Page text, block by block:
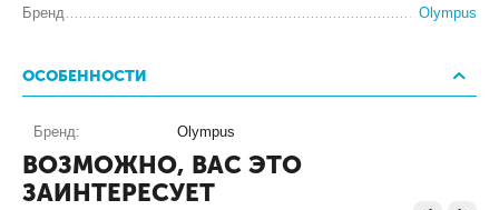
Бренд Olympus
ОСОБЕННОСТИ
Бренд: Olympus
ВОЗМОЖНО, ВАС ЭТО
ЗАИНТЕРЕСУЕТ